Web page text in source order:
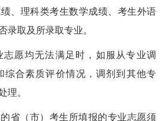
、理科类考生数学成绩、考生外语
录取及所录取专业。
志愿均无法满足时，如服从专业调
综合素质评价情况，调剂到其他专
理。
省（市）考生所填报的专业志愿须